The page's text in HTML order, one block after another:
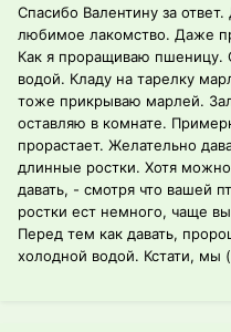
Спасибо Валентину за
любимое лакомство. Даже
Как я проращиваю
водой. Кладу на тарелку
тоже прикрываю марлей.
оставляю в комнате.
прорастает. Желательно
длинные ростки. Хотя
давать, - смотря что вашей
ростки ест немного, чаще
Перед тем как давать,
холодной водой. Кстати, мы